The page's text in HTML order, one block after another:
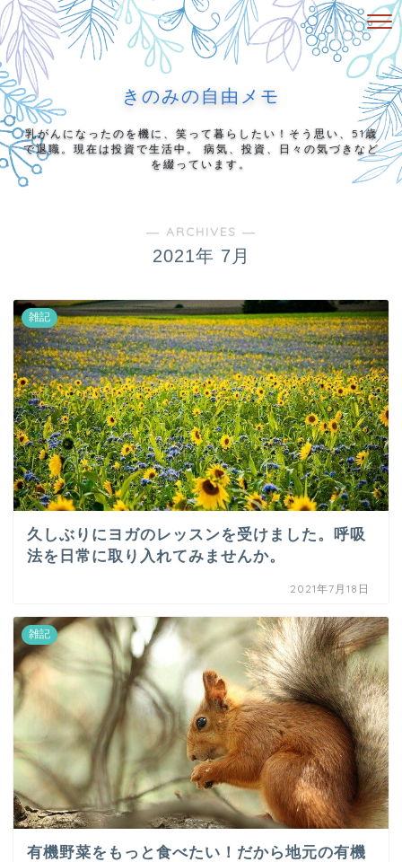
きのみの自由メモ
乳がんになったのを機に、笑って暮らしたい！そう思い、51歳
で退職。現在は投資で生活中。 病気、投資、日々の気づきなど
を綴っています。
― ARCHIVES ―
2021年 7月
雑記
久しぶりにヨガのレッスンを受けました。呼吸
法を日常に取り入れてみませんか。
2021年7月18日
雑記
有機野菜をもっと食べたい！だから地元の有機